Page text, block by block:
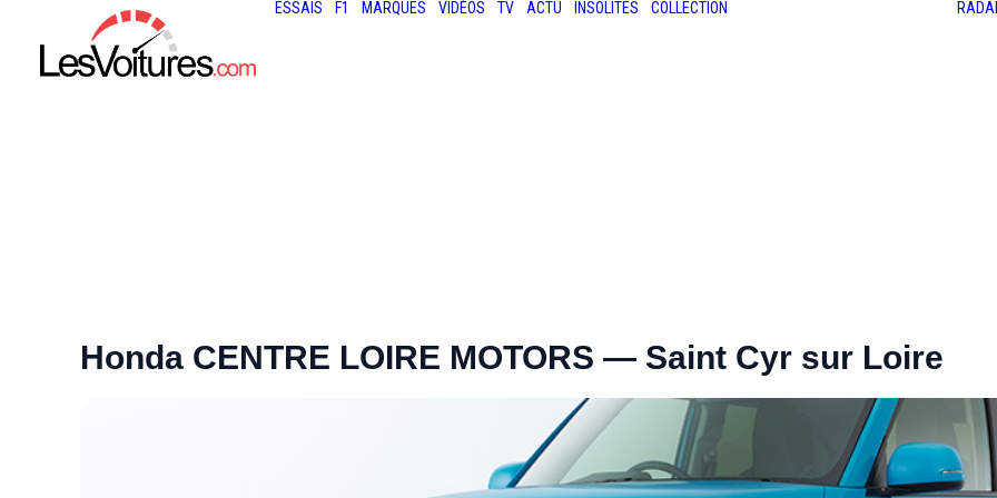
ESSAIS F1 MARQUES VIDÉOS TV ACTU INSOLITES COLLECTION
Honda CENTRE LOIRE MOTORS — Saint Cyr sur Loire